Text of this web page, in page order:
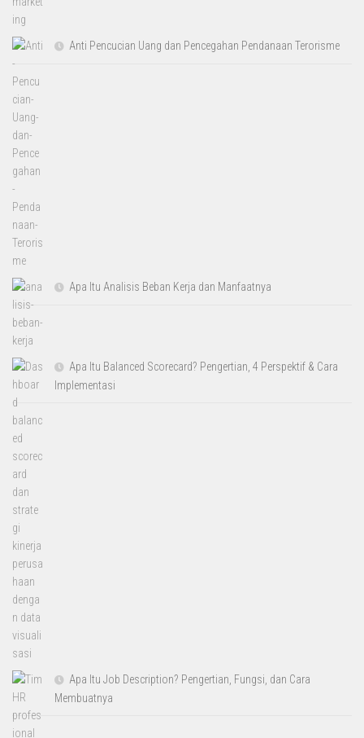
Anti Pencucian Uang dan Pencegahan Pendanaan Terorisme
Apa Itu Analisis Beban Kerja dan Manfaatnya
Apa Itu Balanced Scorecard? Pengertian, 4 Perspektif & Cara
Implementasi
Apa Itu Job Description? Pengertian, Fungsi, dan Cara
Membuatnya